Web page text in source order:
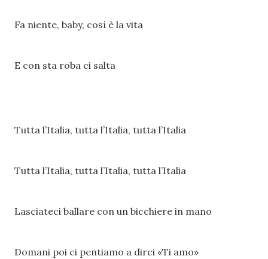
Fa niente, baby, così è la vita
E con sta roba ci salta
Tutta l’Italia, tutta l’Italia, tutta l’Italia
Tutta l’Italia, tutta l’Italia, tutta l’Italia
Lasciateci ballare con un bicchiere in mano
Domani poi ci pentiamo a dirci «Ti amo»